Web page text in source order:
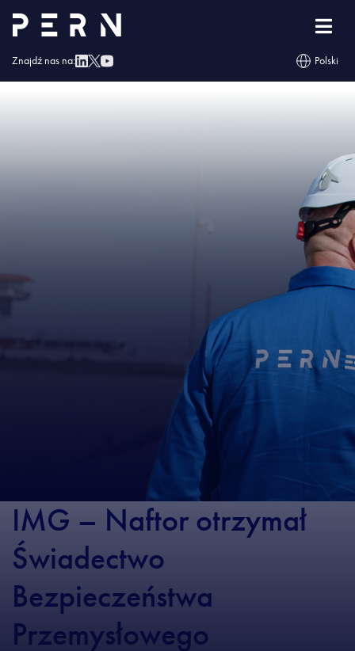
Znajdź nas na: Polski
Strona główna »Naftor otrzymał Świadectwo Bezpieczeństwa Przemysłowego
IMG – Naftor otrzymał
Świadectwo
Bezpieczeństwa
Przemysłowego